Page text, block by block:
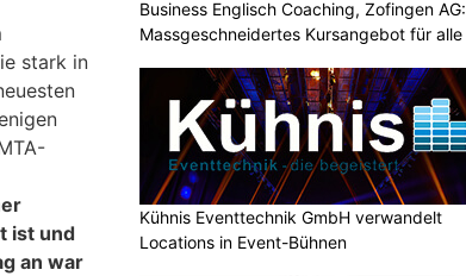
stark in
ist und
an war
Business Englisch Coaching, Zofingen AG:
Massgeschneidertes Kursangebot für alle
Kühnis Eventtechnik GmbH verwandelt
Locations in Event-Bühnen